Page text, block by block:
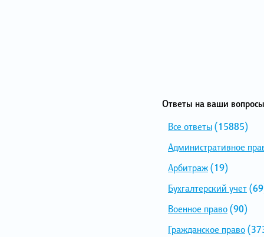
Ответы на ваши
Все ответы(15885)
Административное
Арбитраж(19)
Бухгалтерский учет
Военное право(90)
Гражданское право